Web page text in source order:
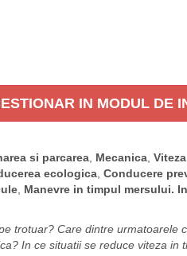
IN MODUL DE
si parcarea Mecanica
ecologica Conducere
Manevre in timpul mersului.
trotuar? Care dintre urmatoarele
In ce situatii se reduce viteza in